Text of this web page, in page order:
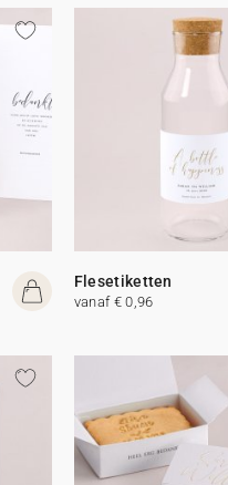
Flesetiketten
vanaf € 0,96